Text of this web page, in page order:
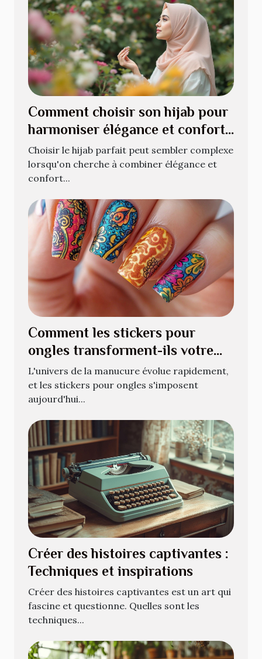
Comment choisir son hijab pour
harmoniser élégance et confort
?
Choisir le hijab parfait peut sembler complexe
lorsqu'on cherche à combiner élégance et
confort...
Comment les stickers pour
ongles transforment-ils votre
manucure quotidienne ?
L'univers de la manucure évolue rapidement,
et les stickers pour ongles s'imposent
aujourd'hui...
Créer des histoires captivantes :
Techniques et inspirations
Créer des histoires captivantes est un art qui
fascine et questionne. Quelles sont les
techniques...